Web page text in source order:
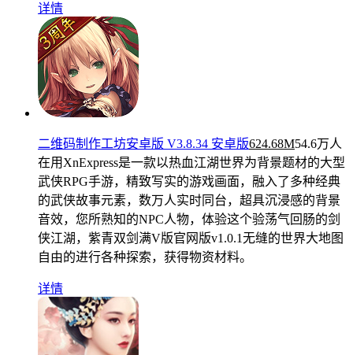
详情
二维码制作工坊安卓版 V3.8.34 安卓版624.68M54.6万人
在用 XnExpress是一款以热血江湖世界为背景题材的大型
武侠RPG手游，精致写实的游戏画面，融入了多种经典
的武侠故事元素，数万人实时同台，超具沉浸感的背景
音效，您所熟知的NPC人物，体验这个验荡气回肠的剑
侠江湖，紫青双剑满V版官网版v1.0.1无缝的世界大地图
自由的进行各种探索，获得物资材料。
详情